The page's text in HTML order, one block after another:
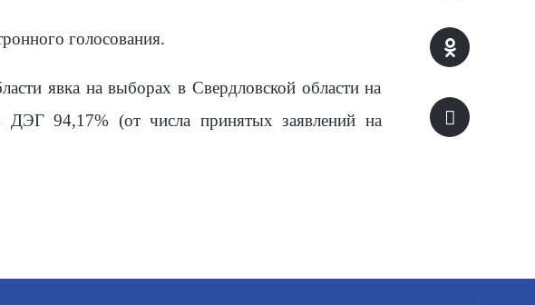
голосования.
явка на выборах в Свердловской области на
ДЭГ 94,17% (от числа принятых заявлений на